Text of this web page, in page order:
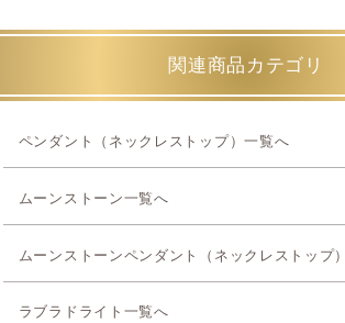
関連商品カテゴリ
ペンダント（ネックレストップ）一覧へ
ムーンストーン一覧へ
ムーンストーンペンダント（ネックレストップ
ラブラドライト一覧へ